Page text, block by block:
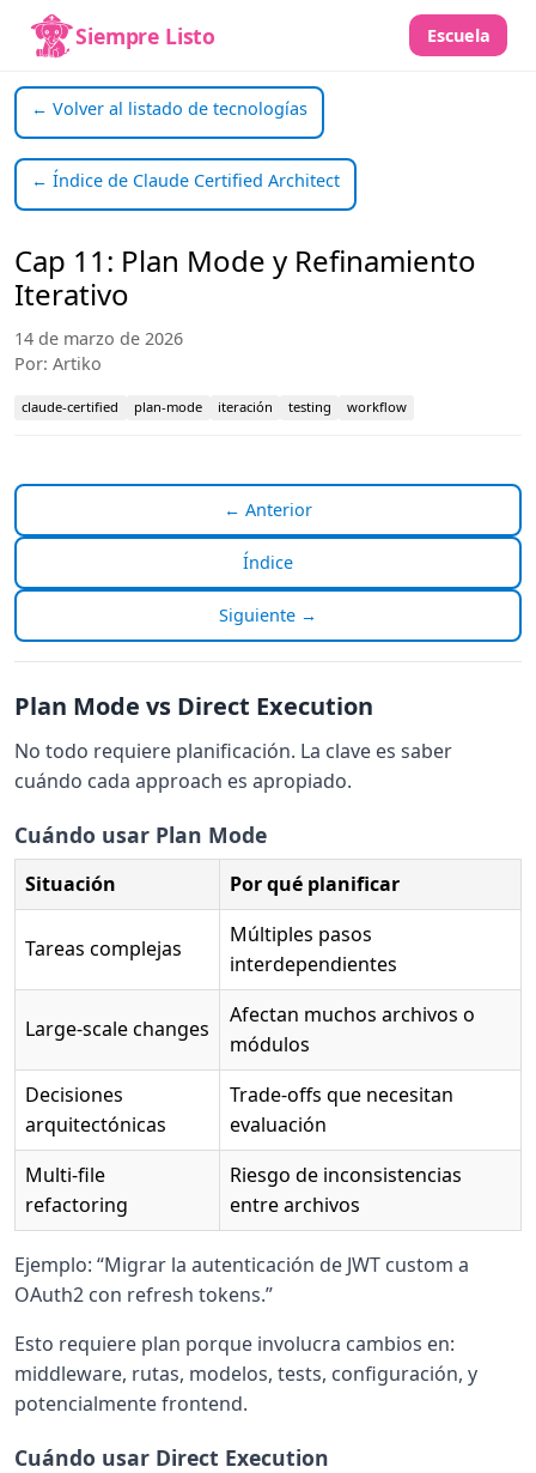
Siempre Listo Escuela
← Volver al listado de tecnologías
← Índice de Claude Certified Architect
Cap 11: Plan Mode y Refinamiento
Iterativo
14 de marzo de 2026
Por: Artiko
claude-certified plan-mode iteración testing workflow
← Anterior
Índice
Siguiente →
Plan Mode vs Direct Execution
No todo requiere planificación. La clave es saber
cuándo cada approach es apropiado.
Cuándo usar Plan Mode
Situación Por qué planificar
Tareas complejas
Múltiples pasos
interdependientes
Large-scale changes
Afectan muchos archivos o
módulos
Decisiones
arquitectónicas
Trade-offs que necesitan
evaluación
Multi-file
refactoring
Riesgo de inconsistencias
entre archivos
Ejemplo: “Migrar la autenticación de JWT custom a
OAuth2 con refresh tokens.”
Esto requiere plan porque involucra cambios en:
middleware, rutas, modelos, tests, configuración, y
potencialmente frontend.
Cuándo usar Direct Execution